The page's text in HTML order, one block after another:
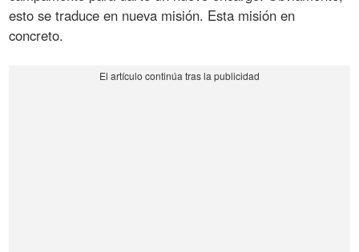
esto se traduce en nueva misión. Esta misión en
concreto.